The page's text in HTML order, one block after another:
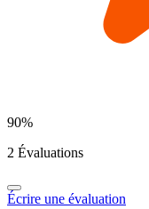
90%
2 Évaluations
Écrire une évaluation